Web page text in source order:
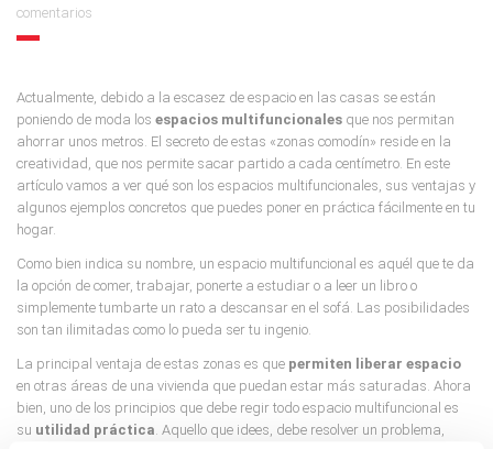
comentarios
Actualmente, debido a la escasez de espacio en las casas se están
poniendo de moda los espacios multifuncionales que nos permitan
ahorrar unos metros. El secreto de estas «zonas comodín» reside en la
creatividad, que nos permite sacar partido a cada centímetro. En este
artículo vamos a ver qué son los espacios multifuncionales, sus ventajas y
algunos ejemplos concretos que puedes poner en práctica fácilmente en tu
hogar.
Como bien indica su nombre, un espacio multifuncional es aquél que te da
la opción de comer, trabajar, ponerte a estudiar o a leer un libro o
simplemente tumbarte un rato a descansar en el sofá. Las posibilidades
son tan ilimitadas como lo pueda ser tu ingenio.
La principal ventaja de estas zonas es que permiten liberar espacio
en otras áreas de una vivienda que puedan estar más saturadas. Ahora
bien, uno de los principios que debe regir todo espacio multifuncional es
su utilidad práctica . Aquello que idees, debe resolver un problema,